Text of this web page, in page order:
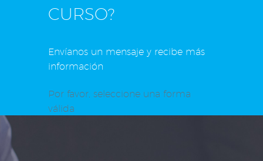
CURSO?
Envíanos un mensaje y recibe más
información
Por favor, seleccione una forma
válida